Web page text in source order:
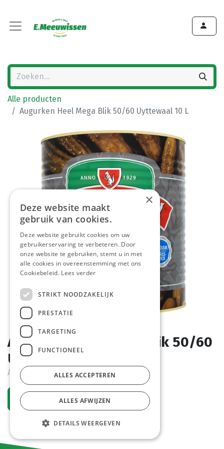
Alle producten
Augurken Heel Mega Blik 50/60 Uyttewaal 10 L
Augurken Heel Mega Blik 50/60
Uyttewaal 10 L
Actief
Vraag een account aan
×
Deze website maakt
gebruik van cookies.
Deze website gebruikt cookies om uw
gebruikerservaring te verbeteren. Door
onze website te gebruiken, stemt u in met
alle cookies in overeenstemming met ons
Cookiebeleid. Lees verder
STRIKT NOODZAKELIJK
PRESTATIE
TARGETING
FUNCTIONEEL
ALLES ACCEPTEREN
ALLES AFWIJZEN
DETAILS WEERGEVEN